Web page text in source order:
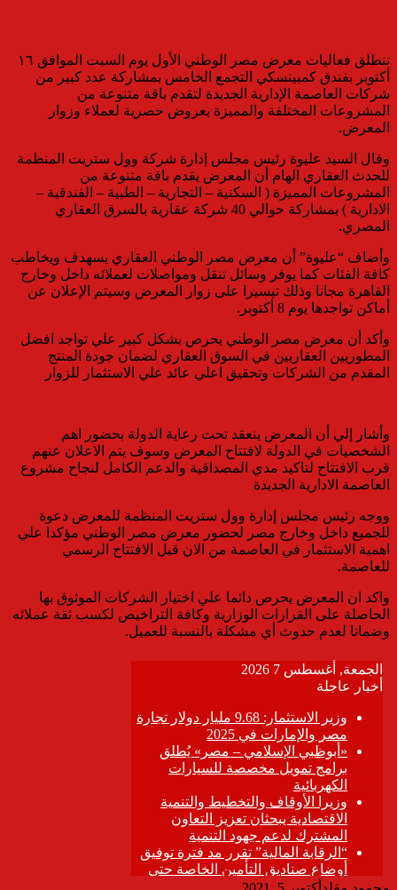
تنطلق فعاليات معرض مصر الوطني الأول يوم السبت الموافق ١٦
أكتوبر بفندق كمبينسكي التجمع الخامس بمشاركة عدد كبير من
شركات العاصمة الإدارية الجديدة لتقدم باقة متنوعة من
المشروعات المختلفة والمميزة بعروض حصرية لعملاء وزوار
المعرض.
وقال السيد عليوة رئيس مجلس إدارة شركة وول ستريت المنظمة
للحدث العقاري الهام أن المعرض يقدم باقة متنوعة من
المشروعات المميزة ( السكنية – التجارية – الطبية – الفندقية –
الادارية ) بمشاركة حوالي 40 شركة عقارية بالسرق العقاري
المصري.
وأضاف “عليوة” أن معرض مصر الوطني العقاري يسهدف ويخاطب
كافة الفئات كما يوفر وسائل تنقل ومواصلات لعملائه داخل وخارج
القاهرة مجانا وذلك تيسيرا على زوار المعرض وسيتم الإعلان عن
أماكن تواجدها يوم 8 أكتوبر.
وأكد أن معرض مصر الوطني يحرص بشكل كبير علي تواجد افضل
المطوريين العقاريين في السوق العقاري لضمان جودة المنتج
المقدم من الشركات وتحقيق اعلي عائد علي الاستثمار للزوار
وأشار إلي أن المعرض ينعقد تحت رعاية الدولة بحضور اهم
الشخصيات في الدولة لافتتاح المعرض وسوف يتم الاعلان عنهم
قرب الافتتاح لتاكيد مدي المصداقية والدعم الكامل لنجاح مشروع
العاصمة الادارية الجديدة
ووجه رئيس مجلس إدارة وول ستريت المنظمة للمعرض دعوة
للجميع داخل وخارج مصر لحضور معرض مصر الوطني مؤكدا علي
اهمية الاستثمار في العاصمة من الان قبل الافتتاح الرسمي
للعاصمة.
واكد ان المعرض يحرص دائما علي اختيار الشركات الموثوق بها
الحاصلة على القرارات الوزارية وكافة التراخيص لكسب ثقة عملائه
وضمانا لعدم حدوث أي مشكلة بالنسبة للعميل.